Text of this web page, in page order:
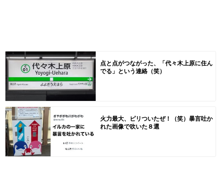
点と点がつながった、「代々木上原に住ん
でる」という連絡（笑）
火力最大、ピリついたぜ！（笑）暴言吐か
れた画像で吹いた８選